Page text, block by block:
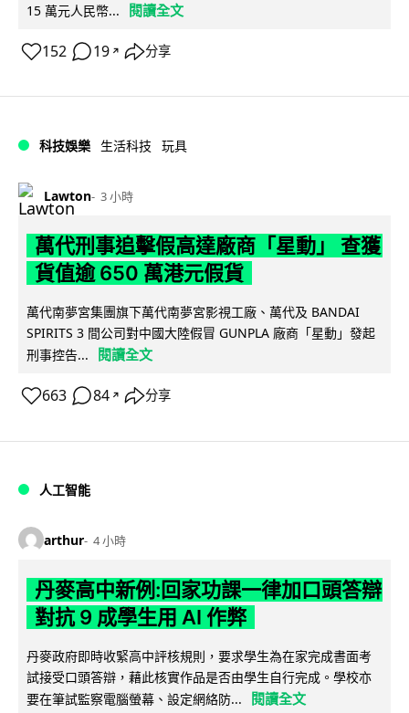
15 萬元人民幣...
閱讀全文
152 19 ↗ 分享
科技娛樂 生活科技 玩具
Lawton 3 小時
萬代刑事追擊假高達廠商「星動」 查獲
貨值逾 650 萬港元假貨
萬代南夢宮集團旗下萬代南夢宮影視工廠、萬代及 BANDAI
SPIRITS 3 間公司對中國大陸假冒 GUNPLA 廠商「星動」發起
刑事控告...
閱讀全文
663 84 ↗ 分享
人工智能
arthur 4 小時
丹麥高中新例:回家功課一律加口頭答辯
對抗 9 成學生用 AI 作弊
丹麥政府即時收緊高中評核規則，要求學生為在家完成書面考
試接受口頭答辯，藉此核實作品是否由學生自行完成。學校亦
要在筆試監察電腦螢幕、設定網絡防...
閱讀全文